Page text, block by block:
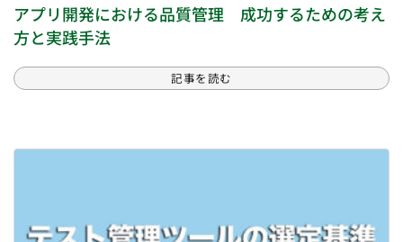
アプリ開発における品質管理 成功するための考え
方と実践手法
記事を読む